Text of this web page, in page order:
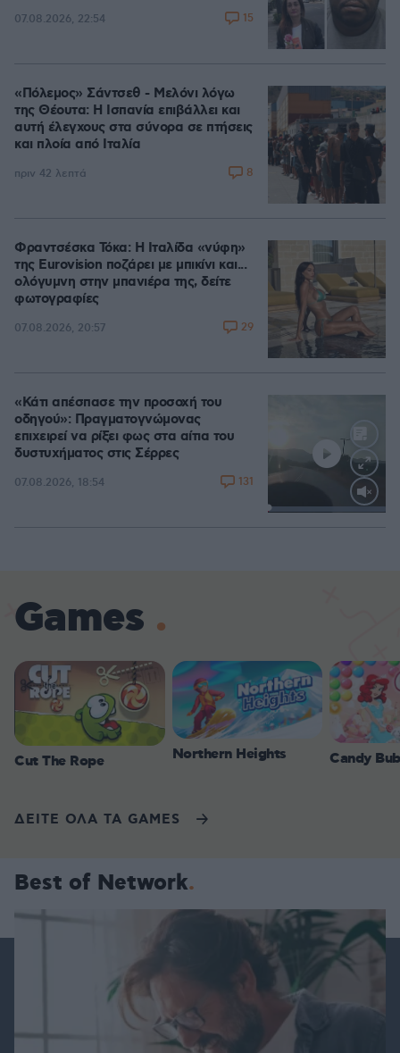
07.08.2026, 22:54 15
«Πόλεμος» Σάντσεθ - Μελόνι λόγω
της Θέουτα: Η Ισπανία επιβάλλει και
αυτή έλεγχους στα σύνορα σε πτήσεις
και πλοία από Ιταλία
πριν 42 λεπτά 8
Φραντσέσκα Τόκα: Η Ιταλίδα «νύφη»
της Eurovision ποζάρει με μπικίνι και...
ολόγυμνη στην μπανιέρα της, δείτε
φωτογραφίες
07.08.2026, 20:57 29
Loaded:
«Κάτι απέσπασε την προσοχή του
οδηγού»: Πραγματογνώμονας
επιχειρεί να ρίξει φως στα αίτια του
δυστυχήματος στις Σέρρες
07.08.2026, 18:54 131
Games
Cut The Rope Northern Heights Candy
ΔΕΙΤΕ ΟΛΑ ΤΑ GAMES
Best of Network